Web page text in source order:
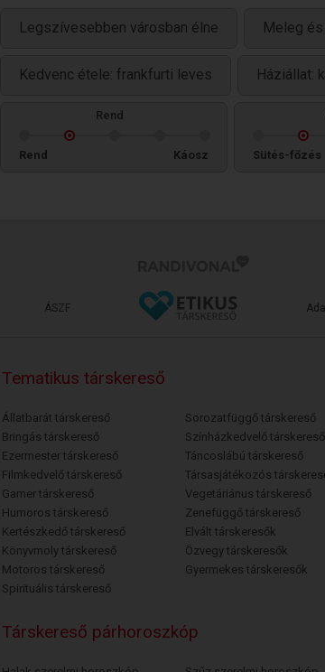
Legszívesebben városban élne Meleg
Kedvenc étele: frankfurti leves Háziállat:
Rend
Rend Káosz Sütés-főzés
ÁSZF
Tematikus társkereső
Állatbarát társkereső
Bringás társkereső
Ezermester társkereső
Filmkedvelő társkereső
Gamer társkereső
Humoros társkereső
Kertészkedő társkereső
Könyvmoly társkereső
Motoros társkereső
Spirituális társkereső
Sorozatfüggő társkereső
Színházkedvelő társkereső
Táncoslábú társkereső
Társasjátékozós
Vegetáriánus társkereső
Zenefüggő társkereső
Elvált társkeresők
Özvegy társkeresők
Gyermekes társkeresők
Társkereső párhoroszkóp